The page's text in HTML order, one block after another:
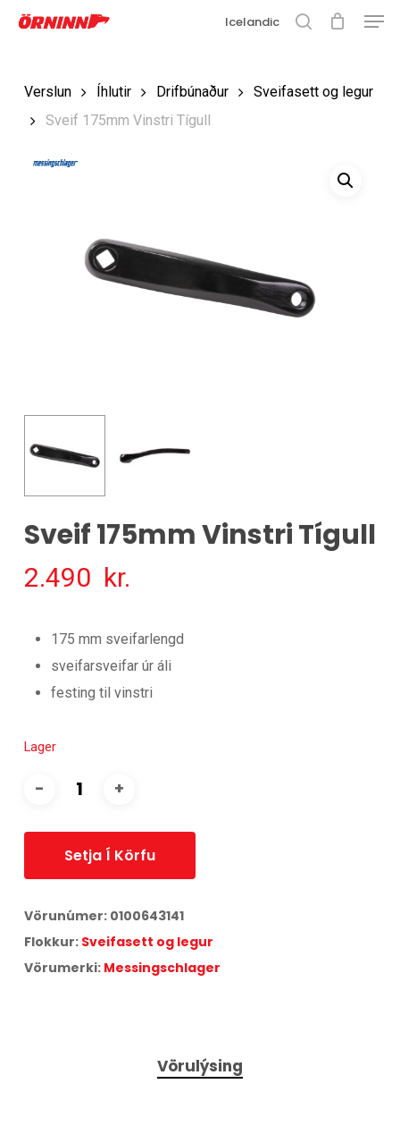
Fara
Loka
Icelandic
Verslun Íhlutir Drifbúnaður
Sveifasett og legur
Sveif 175mm Vinstri Tígull
Sveif 175mm Vinstri Tígull
2.490 kr.
175 mm sveifarlengd
sveifarsveifar úr áli
festing til vinstri
Lager
Setja Í Körfu
Vörunúmer: 0100643141
Flokkur: Sveifasett og legur
Vörumerki: Messingschlager
Vörulýsing